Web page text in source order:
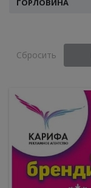
ГОРЛОВИНА
Сбросить